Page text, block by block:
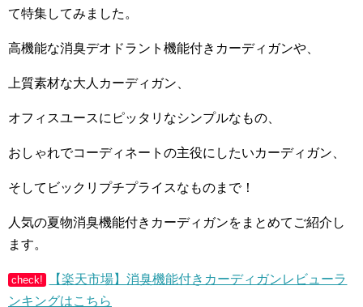
て特集してみました。
高機能な消臭デオドラント機能付きカーディガンや、
上質素材な大人カーディガン、
オフィスユースにピッタリなシンプルなもの、
おしゃれでコーディネートの主役にしたいカーディガン、
そしてビックリプチプライスなものまで！
人気の夏物消臭機能付きカーディガンをまとめてご紹介し
ます。
check!
【楽天市場】消臭機能付きカーディガンレビューラ
ンキングはこちら